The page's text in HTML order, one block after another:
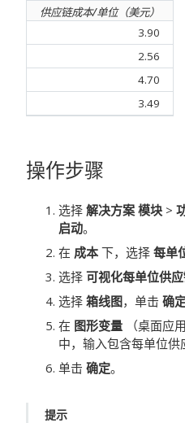
供应链成本/单位（美元）
3.90
2.56
4.70
3.49
操作步骤
选择 解决方案 模块 >
启动。
在 成本 下，选择 每单
选择 可视化每单位供
选择 箱线图，单击 确
在 图形变量 （桌面应
中，输入包含每单位供
单击 确定。
提示